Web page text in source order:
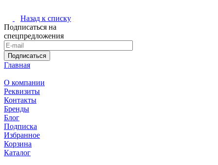
Назад к списку
Подписаться на
спецпредложения
Подписаться
Главная
О компании
Реквизиты
Контакты
Бренды
Блог
Подписка
Избранное
Корзина
Каталог